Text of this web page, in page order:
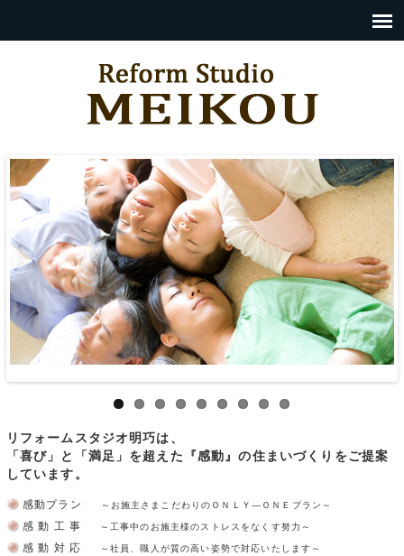
リフォームスタジオ明巧は、
「喜び」と「満足」を超えた『感動』の住まいづくりをご提案
しています。
感動プラン ～お施主さまこだわりのＯＮＬＹ―ＯＮＥプラン～
感 動 工 事 ～工事中のお施主様のストレスをなくす努力～
感 動 対 応 ～社員、職人が質の高い姿勢で対応いたします～